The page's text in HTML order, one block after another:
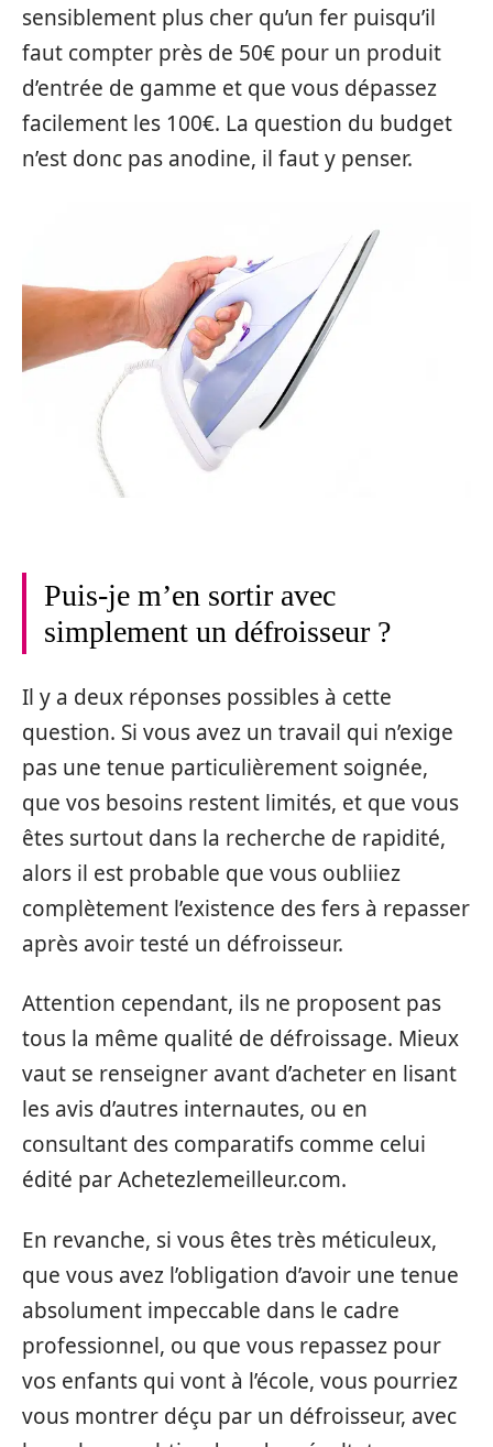
sensiblement plus cher qu’un fer puisqu’il
faut compter près de 50€ pour un produit
d’entrée de gamme et que vous dépassez
facilement les 100€. La question du budget
n’est donc pas anodine, il faut y penser.
Puis-je m’en sortir avec
simplement un défroisseur ?
Il y a deux réponses possibles à cette
question. Si vous avez un travail qui n’exige
pas une tenue particulièrement soignée,
que vos besoins restent limités, et que vous
êtes surtout dans la recherche de rapidité,
alors il est probable que vous oubliiez
complètement l’existence des fers à repasser
après avoir testé un défroisseur.
Attention cependant, ils ne proposent pas
tous la même qualité de défroissage. Mieux
vaut se renseigner avant d’acheter en lisant
les avis d’autres internautes, ou en
consultant des comparatifs comme celui
édité par Achetezlemeilleur.com.
En revanche, si vous êtes très méticuleux,
que vous avez l’obligation d’avoir une tenue
absolument impeccable dans le cadre
professionnel, ou que vous repassez pour
vos enfants qui vont à l’école, vous pourriez
vous montrer déçu par un défroisseur, avec